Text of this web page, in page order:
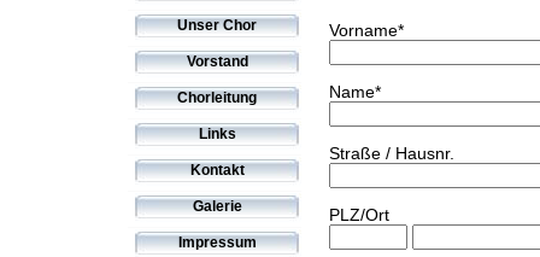
Unser Chor
Vorstand
Chorleitung
Links
Kontakt
Galerie
Impressum
Vorname*
Name*
Straße / Hausnr.
PLZ/Ort